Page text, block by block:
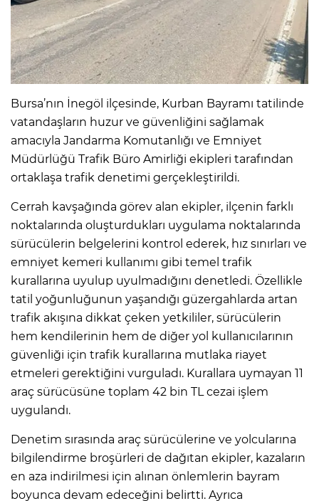
Bursa’nın İnegöl ilçesinde, Kurban Bayramı tatilinde
vatandaşların huzur ve güvenliğini sağlamak
amacıyla Jandarma Komutanlığı ve Emniyet
Müdürlüğü Trafik Büro Amirliği ekipleri tarafından
ortaklaşa trafik denetimi gerçekleştirildi.
Cerrah kavşağında görev alan ekipler, ilçenin farklı
noktalarında oluşturdukları uygulama noktalarında
sürücülerin belgelerini kontrol ederek, hız sınırları ve
emniyet kemeri kullanımı gibi temel trafik
kurallarına uyulup uyulmadığını denetledi. Özellikle
tatil yoğunluğunun yaşandığı güzergahlarda artan
trafik akışına dikkat çeken yetkililer, sürücülerin
hem kendilerinin hem de diğer yol kullanıcılarının
güvenliği için trafik kurallarına mutlaka riayet
etmeleri gerektiğini vurguladı. Kurallara uymayan 11
araç sürücüsüne toplam 42 bin TL cezai işlem
uygulandı.
Denetim sırasında araç sürücülerine ve yolcularına
bilgilendirme broşürleri de dağıtan ekipler, kazaların
en aza indirilmesi için alınan önlemlerin bayram
boyunca devam edeceğini belirtti. Ayrıca